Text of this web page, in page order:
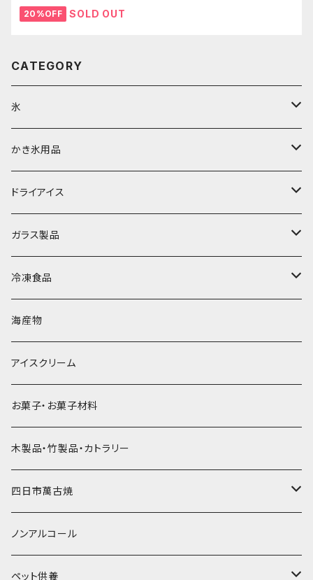
20%OFF SOLD OUT
CATEGORY
氷
富士天然水の氷
丸氷
直径70mm
直径65mm
角氷
砕氷
氷河の氷
氷アイテム
かき氷用品
かき氷シロップ
無果汁1.8Lパック
無果汁1Lパック
無添加瓶シロップ
かき氷機・かき氷器
かき氷カップ
発泡スチロール無地-使い捨て
発泡スチロールプリント柄
かき氷スプーン・スプーンストロー
プラスチック・スプーン
プラスチック・スプーンストロー
コンデンスミルク・練乳・あんこ
かき氷セット
その他かき氷用品
ドライアイス
ドライアイス3ｋｇ
ドライアイス4ｋｇ
ドライアイス5ｋｇ
ドライアイス8ｋｇ
ドライアイス10ｋｇ
ドライアイス15ｋｇ
ドライアイス20ｋｇ
ドライアイス25ｋｇ
ガラス製品
オンザロック・グラス
ビール・グラス
タンブラー
かき氷器
冷凍食品
肉まん・あんまん
パスタ・スパゲッティ
惣菜
海産物
アイスクリーム
お菓子・お菓子材料
木製品・竹製品・カトラリー
四日市萬古焼
土鍋・土釜
一般土鍋
皿・椀・丼・小物
ノンアルコール
ペット供養